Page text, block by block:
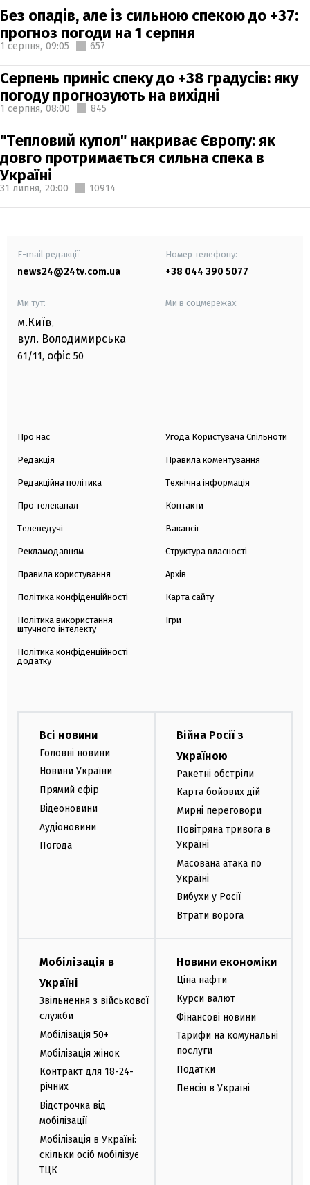
Без опадів, але із сильною спекою до +37:
прогноз погоди на 1 серпня
1 серпня, 09:05 657
Серпень приніс спеку до +38 градусів: яку
погоду прогнозують на вихідні
1 серпня, 08:00 845
"Тепловий купол" накриває Європу: як
довго протримається сильна спека в
Україні
31 липня, 20:00 10914
E-mail редакції
news24@24tv.com.ua
Номер телефону:
+38 044 390 5077
Ми тут:
м.Київ,
вул. Володимирська
61/11, офіс 50
Ми в соцмережах:
Про нас
Редакція
Редакційна політика
Про телеканал
Телеведучі
Рекламодавцям
Правила користування
Політика конфіденційності
Політика використання
штучного інтелекту
Політика конфіденційності
додатку
Угода Користувача Спільноти
Правила коментування
Технічна інформація
Контакти
Вакансії
Структура власності
Архів
Карта сайту
Ігри
Всі новини
Головні новини
Новини України
Прямий ефір
Відеоновини
Аудіоновини
Погода
Війна Росії з
Україною
Ракетні обстріли
Карта бойових дій
Мирні переговори
Повітряна тривога в
Україні
Масована атака по
Україні
Вибухи у Росії
Втрати ворога
Мобілізація в
Україні
Звільнення з військової
служби
Мобілізація 50+
Мобілізація жінок
Контракт для 18-24-
річних
Відстрочка від
мобілізації
Мобілізація в Україні:
скільки осіб мобілізує
ТЦК
Новини економіки
Ціна нафти
Курси валют
Фінансові новини
Тарифи на комунальні
послуги
Податки
Пенсія в Україні